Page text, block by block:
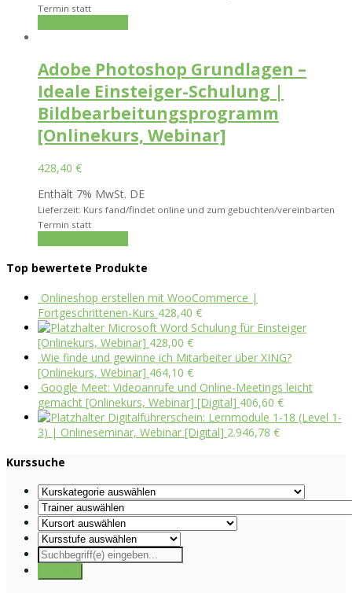
Termin statt
Adobe Photoshop Grundlagen –
Ideale Einsteiger-Schulung |
Bildbearbeitungsprogramm
[Onlinekurs, Webinar]
428,40 €
Enthält 7% MwSt. DE
Lieferzeit: Kurs fand/findet online und zum gebuchten/vereinbarten
Termin statt
Top bewertete Produkte
Onlineshop erstellen mit WooCommerce |
Fortgeschrittenen-Kurs 428,40 €
Microsoft Word Schulung für Einsteiger
[Onlinekurs, Webinar] 428,00 €
Wie finde und gewinne ich Mitarbeiter über XING?
[Onlinekurs, Webinar] 464,10 €
Google Meet: Videoanrufe und Online-Meetings leicht
gemacht [Onlinekurs, Webinar] [Digital] 406,60 €
Digitalführerschein: Lernmodule 1-18 (Level 1-
3) | Onlineseminar, Webinar [Digital] 2.946,78 €
Kurssuche